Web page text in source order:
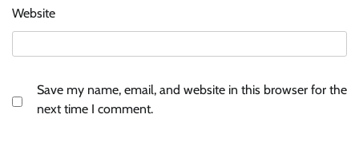
Website
Save my name, email, and website in this browser for the
next time I comment.